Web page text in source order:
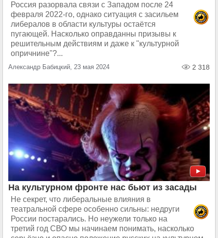
Россия разорвала связи с Западом после 24
февраля 2022-го, однако ситуация с засильем
либералов в области культуры остаётся
пугающей. Насколько оправданны призывы к
решительным действиям и даже к "культурной
опричнине"?...
Александр Бабицкий, 23 мая 2024 2 318
На культурном фронте нас бьют из засады
Не секрет, что либеральные влияния в
театральной сфере особенно сильны: недруги
России постарались. Но неужели только на
третий год СВО мы начинаем понимать, насколько